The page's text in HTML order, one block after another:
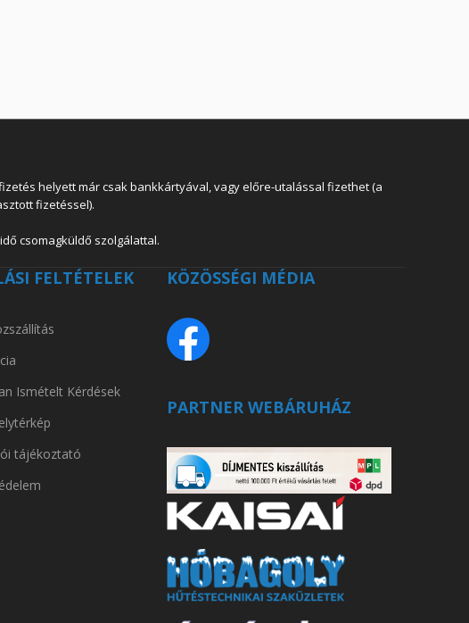
helyett már csak bankkártyával, vagy előre-utalással fizethet (a
fizetéssel).
csomagküldő szolgálattal.
FELTÉTELEK
Ismételt Kérdések
tájékoztató
KÖZÖSSÉGI MÉDIA
PARTNER WEBÁRUHÁZ